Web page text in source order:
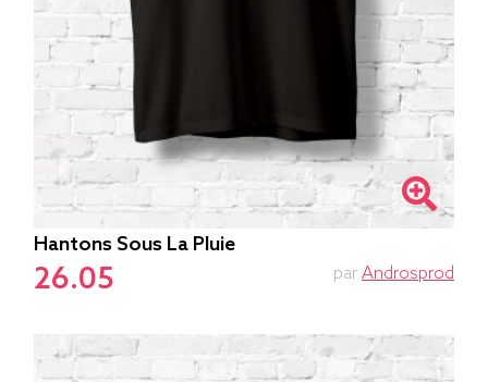
Hantons Sous La Pluie
26.05 par Androsprod